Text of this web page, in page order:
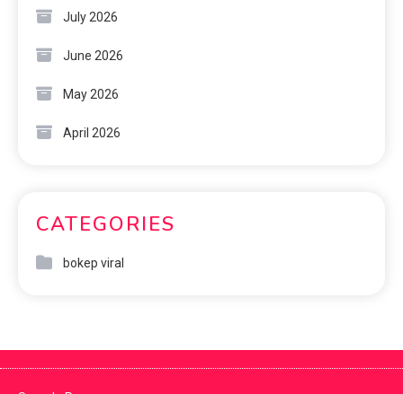
July 2026
June 2026
May 2026
April 2026
CATEGORIES
bokep viral